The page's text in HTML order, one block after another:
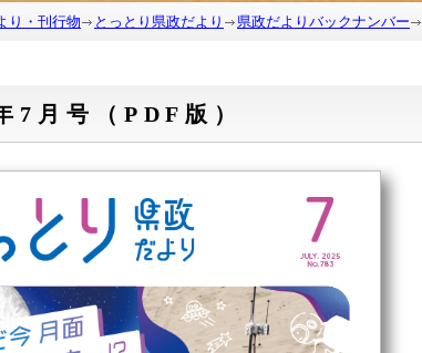
り・刊行物 とっとり県政だより 県政だよりバックナンバー
7月号（PDF版）